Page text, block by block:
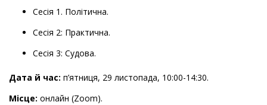
Сесія 1. Політична.
Сесія 2: Практична.
Сесія 3: Судова.
Дата й час: п’ятниця, 29 листопада, 10:00-14:30.
Місце: онлайн (Zoom).